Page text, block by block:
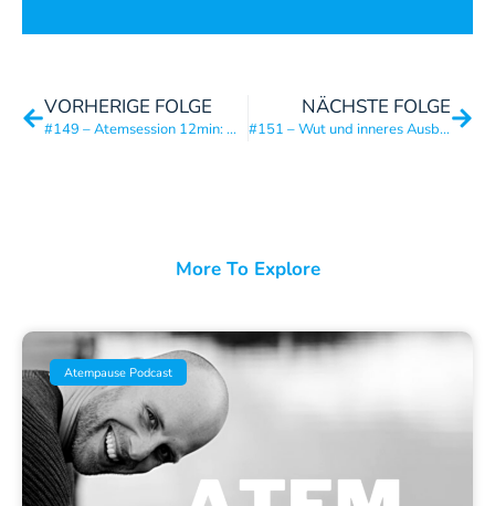
VORHERIGE FOLGE
#149 – Atemsession 12min: Dein Weg durch ein Eisbad (Kaltes Wasser)
NÄCHSTE FOLGE
#151 – Wut und inneres Ausbrechen: Hochfrequentes Atmen als kraftvoller Kanal
More To Explore
Atempause Podcast